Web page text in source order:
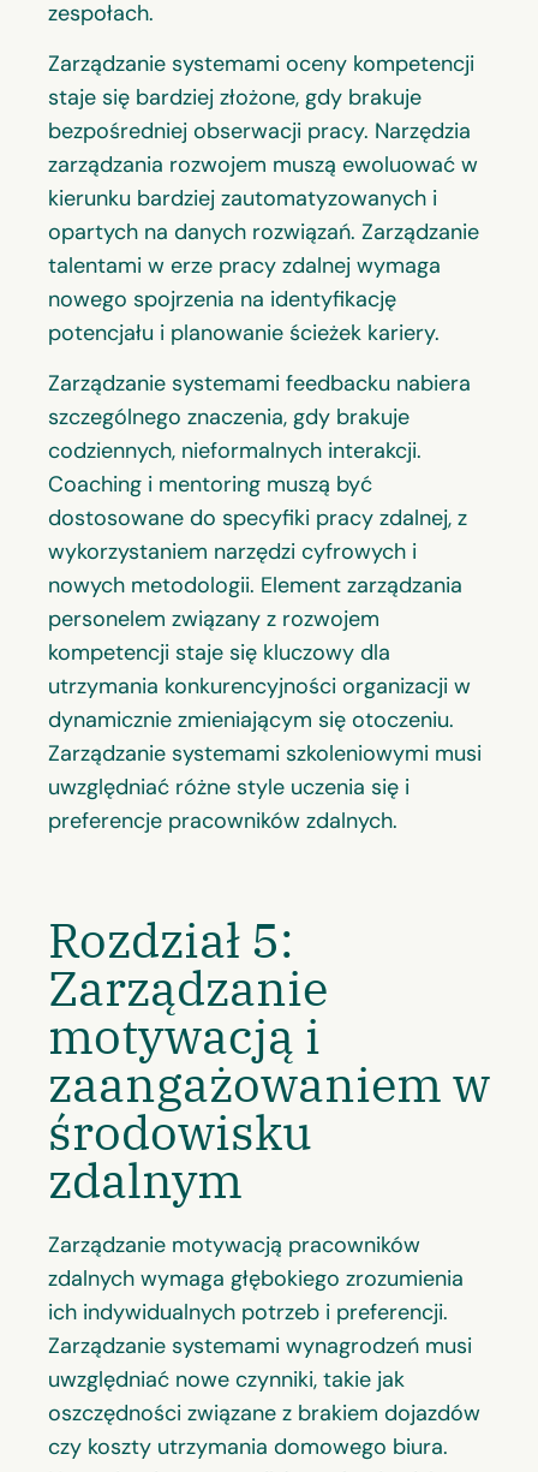
zespołach.
Zarządzanie systemami oceny kompetencji
staje się bardziej złożone, gdy brakuje
bezpośredniej obserwacji pracy. Narzędzia
zarządzania rozwojem muszą ewoluować w
kierunku bardziej zautomatyzowanych i
opartych na danych rozwiązań. Zarządzanie
talentami w erze pracy zdalnej wymaga
nowego spojrzenia na identyfikację
potencjału i planowanie ścieżek kariery.
Zarządzanie systemami feedbacku nabiera
szczególnego znaczenia, gdy brakuje
codziennych, nieformalnych interakcji.
Coaching i mentoring muszą być
dostosowane do specyfiki pracy zdalnej, z
wykorzystaniem narzędzi cyfrowych i
nowych metodologii. Element zarządzania
personelem związany z rozwojem
kompetencji staje się kluczowy dla
utrzymania konkurencyjności organizacji w
dynamicznie zmieniającym się otoczeniu.
Zarządzanie systemami szkoleniowymi musi
uwzględniać różne style uczenia się i
preferencje pracowników zdalnych.
Rozdział 5:
Zarządzanie
motywacją i
zaangażowaniem w
środowisku
zdalnym
Zarządzanie motywacją pracowników
zdalnych wymaga głębokiego zrozumienia
ich indywidualnych potrzeb i preferencji.
Zarządzanie systemami wynagrodzeń musi
uwzględniać nowe czynniki, takie jak
oszczędności związane z brakiem dojazdów
czy koszty utrzymania domowego biura.